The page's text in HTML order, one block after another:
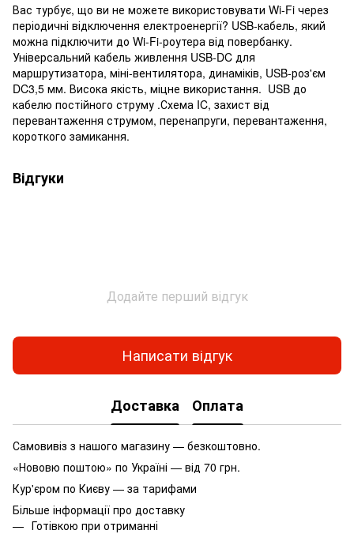
Вас турбує, що ви не можете використовувати Wi-Fi через
періодичні відключення електроенергії? USB-кабель, який
можна підключити до Wi-Fi-роутера від повербанку.
Універсальний кабель живлення USB-DC для
маршрутизатора, міні-вентилятора, динаміків, USB-роз'єм
DC3,5 мм. Висока якість, міцне використання. USB до
кабелю постійного струму .Схема IC, захист від
перевантаження струмом, перенапруги, перевантаження,
короткого замикання.
Відгуки
Додайте перший відгук
Написати відгук
Доставка Оплата
Самовивіз з нашого магазину — безкоштовно.
«Нововю поштою» по Україні — від 70 грн.
Кур'єром по Києву — за тарифами
Більше інформації про доставку
Готівкою при отриманні